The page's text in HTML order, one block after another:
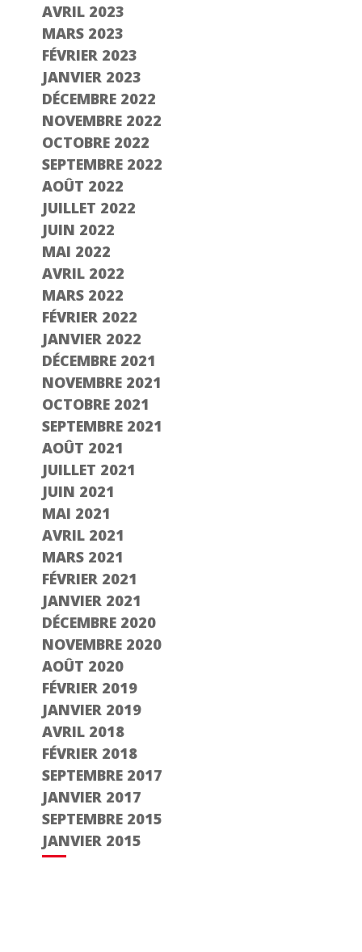
AVRIL 2023
MARS 2023
FÉVRIER 2023
JANVIER 2023
DÉCEMBRE 2022
NOVEMBRE 2022
OCTOBRE 2022
SEPTEMBRE 2022
AOÛT 2022
JUILLET 2022
JUIN 2022
MAI 2022
AVRIL 2022
MARS 2022
FÉVRIER 2022
JANVIER 2022
DÉCEMBRE 2021
NOVEMBRE 2021
OCTOBRE 2021
SEPTEMBRE 2021
AOÛT 2021
JUILLET 2021
JUIN 2021
MAI 2021
AVRIL 2021
MARS 2021
FÉVRIER 2021
JANVIER 2021
DÉCEMBRE 2020
NOVEMBRE 2020
AOÛT 2020
FÉVRIER 2019
JANVIER 2019
AVRIL 2018
FÉVRIER 2018
SEPTEMBRE 2017
JANVIER 2017
SEPTEMBRE 2015
JANVIER 2015